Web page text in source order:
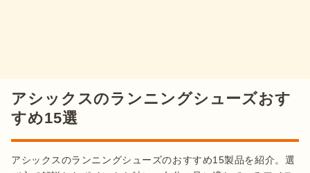
アシックスのランニングシューズおす
すめ15選
アシックスのランニングシューズのおすすめ15製品を紹介。選